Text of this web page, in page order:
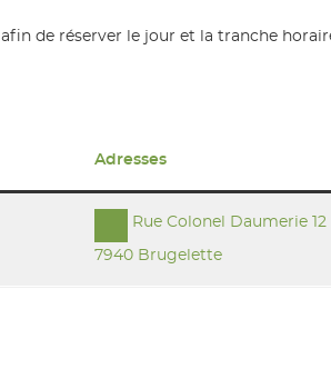
afin de réserver le jour et la tranche
Adresses
Rue Colonel Daumerie 12
7940 Brugelette